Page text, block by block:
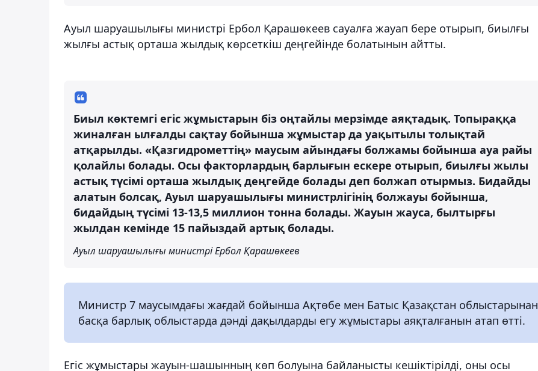
Ауыл шаруашылығы министрі Ербол Қарашөкеев сауалға жауап бере отырып, биылғы
жылғы астық орташа жылдық көрсеткіш деңгейінде болатынын айтты.
Биыл көктемгі егіс жұмыстарын біз оңтайлы мерзімде аяқтадық. Топыраққа
жиналған ылғалды сақтау бойынша жұмыстар да уақытылы толықтай
атқарылды. «Қазгидрометтің» маусым айындағы болжамы бойынша ауа райы
қолайлы болады. Осы факторлардың барлығын ескере отырып, биылғы жылы
астық түсімі орташа жылдық деңгейде болады деп болжап отырмыз. Бидайды
алатын болсақ, Ауыл шаруашылығы министрлігінің болжауы бойынша,
бидайдың түсімі 13-13,5 миллион тонна болады. Жауын жауса, былтырғы
жылдан кемінде 15 пайыздай артық болады.
Ауыл шаруашылығы министрі Ербол Қарашөкеев
Министр 7 маусымдағы жағдай бойынша Ақтөбе мен Батыс Қазақстан облыстарынан
басқа барлық облыстарда дәнді дақылдарды егу жұмыстары аяқталғанын атап өтті.
Егіс жұмыстары жауын-шашынның көп болуына байланысты кешіктірілді, оны осы